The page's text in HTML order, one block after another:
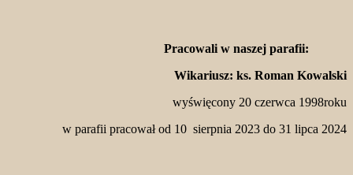
Pracowali w naszej parafii:
Wikariusz: ks. Roman Kowalski
wyświęcony 20 czerwca 1998roku
w parafii pracował od 10 sierpnia 2023 do 31 lipca 2024